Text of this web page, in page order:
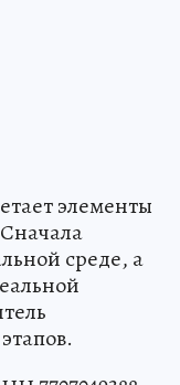
элементы
среде, а